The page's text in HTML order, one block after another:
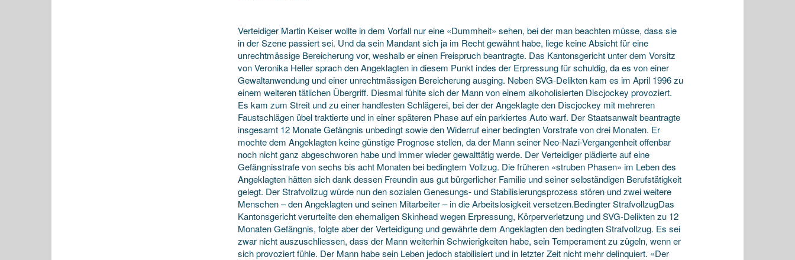
Verteidiger Martin Keiser wollte in dem Vorfall nur eine «Dummheit» sehen, bei der man beachten müsse, dass sie
in der Szene passiert sei. Und da sein Mandant sich ja im Recht gewähnt habe, liege keine Absicht für eine
unrechtmässige Bereicherung vor, weshalb er einen Freispruch beantragte. Das Kantonsgericht unter dem Vorsitz
von Veronika Heller sprach den Angeklagten in diesem Punkt indes der Erpressung für schuldig, da es von einer
Gewaltanwendung und einer unrechtmässigen Bereicherung ausging. Neben SVG-Delikten kam es im April 1996 zu
einem weiteren tätlichen Übergriff. Diesmal fühlte sich der Mann von einem alkoholisierten Discjockey provoziert.
Es kam zum Streit und zu einer handfesten Schlägerei, bei der der Angeklagte den Discjockey mit mehreren
Faustschlägen übel traktierte und in einer späteren Phase auf ein parkiertes Auto warf. Der Staatsanwalt beantragte
insgesamt 12 Monate Gefängnis unbedingt sowie den Widerruf einer bedingten Vorstrafe von drei Monaten. Er
mochte dem Angeklagten keine günstige Prognose stellen, da der Mann seiner Neo-Nazi-Vergangenheit offenbar
noch nicht ganz abgeschworen habe und immer wieder gewalttätig werde. Der Verteidiger plädierte auf eine
Gefängnisstrafe von sechs bis acht Monaten bei bedingtem Vollzug. Die früheren «struben Phasen» im Leben des
Angeklagten hätten sich dank dessen Freundin aus gut bürgerlicher Familie und seiner selbständigen Berufstätigkeit
gelegt. Der Strafvollzug würde nun den sozialen Genesungs- und Stabilisierungsprozess stören und zwei weitere
Menschen – den Angeklagten und seinen Mitarbeiter – in die Arbeitslosigkeit versetzen.Bedingter StrafvollzugDas
Kantonsgericht verurteilte den ehemaligen Skinhead wegen Erpressung, Körperverletzung und SVG-Delikten zu 12
Monaten Gefängnis, folgte aber der Verteidigung und gewährte dem Angeklagten den bedingten Strafvollzug. Es sei
zwar nicht auszuschliessen, dass der Mann weiterhin Schwierigkeiten habe, sein Temperament zu zügeln, wenn er
sich provoziert fühle. Der Mann habe sein Leben jedoch stabilisiert und in letzter Zeit nicht mehr delinquiert. «Der